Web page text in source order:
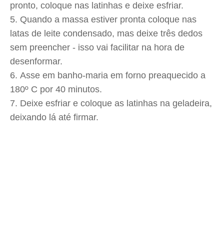
pronto, coloque nas latinhas e deixe esfriar.
Quando a massa estiver pronta coloque nas
latas de leite condensado, mas deixe três dedos
sem preencher - isso vai facilitar na hora de
desenformar.
Asse em banho-maria em forno preaquecido a
180º C por 40 minutos.
Deixe esfriar e coloque as latinhas na geladeira,
deixando lá até firmar.